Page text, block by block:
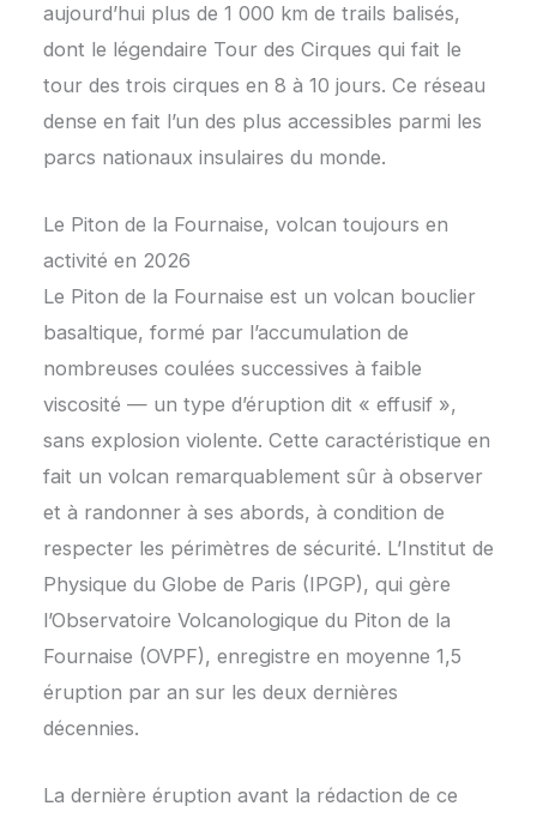
aujourd’hui plus de 1 000 km de trails balisés,
dont le légendaire Tour des Cirques qui fait le
tour des trois cirques en 8 à 10 jours. Ce réseau
dense en fait l’un des plus accessibles parmi les
parcs nationaux insulaires du monde.
Le Piton de la Fournaise, volcan toujours en
activité en 2026
Le Piton de la Fournaise est un volcan bouclier
basaltique, formé par l’accumulation de
nombreuses coulées successives à faible
viscosité — un type d’éruption dit « effusif »,
sans explosion violente. Cette caractéristique en
fait un volcan remarquablement sûr à observer
et à randonner à ses abords, à condition de
respecter les périmètres de sécurité. L’Institut de
Physique du Globe de Paris (IPGP), qui gère
l’Observatoire Volcanologique du Piton de la
Fournaise (OVPF), enregistre en moyenne 1,5
éruption par an sur les deux dernières
décennies.
La dernière éruption avant la rédaction de ce